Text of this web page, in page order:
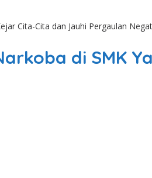
Cita-Cita dan Jauhi Pergaulan
di SMK